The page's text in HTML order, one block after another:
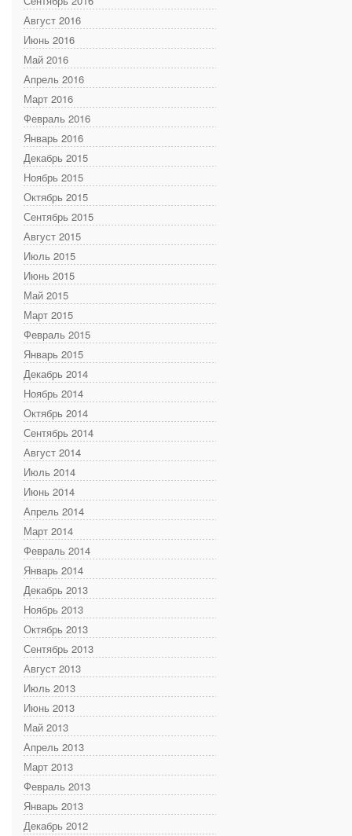
Август 2016
Июнь 2016
Май 2016
Апрель 2016
Март 2016
Февраль 2016
Январь 2016
Декабрь 2015
Ноябрь 2015
Октябрь 2015
Сентябрь 2015
Август 2015
Июль 2015
Июнь 2015
Май 2015
Март 2015
Февраль 2015
Январь 2015
Декабрь 2014
Ноябрь 2014
Октябрь 2014
Сентябрь 2014
Август 2014
Июль 2014
Июнь 2014
Апрель 2014
Март 2014
Февраль 2014
Январь 2014
Декабрь 2013
Ноябрь 2013
Октябрь 2013
Сентябрь 2013
Август 2013
Июль 2013
Июнь 2013
Май 2013
Апрель 2013
Март 2013
Февраль 2013
Январь 2013
Декабрь 2012